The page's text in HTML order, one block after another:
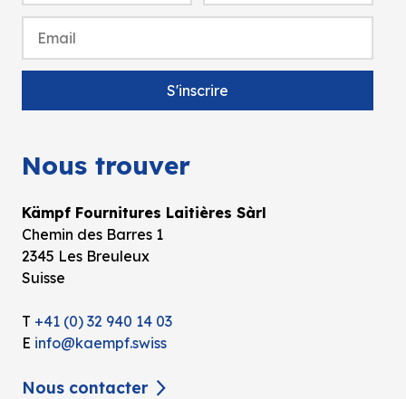
Nous trouver
Kämpf Fournitures Laitières Sàrl
Chemin des Barres 1
2345 Les Breuleux
Suisse
T +41 (0) 32 940 14 03
E info@kaempf.swiss
Nous contacter